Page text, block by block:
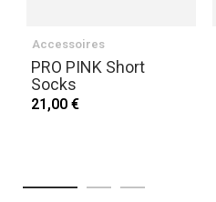
Accessoires
PRO PINK Short
Socks
21,00 €